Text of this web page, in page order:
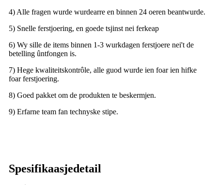
4) Alle fragen wurde wurdearre en binnen 24 oeren beantwurde.
5) Snelle ferstjoering, en goede tsjinst nei ferkeap
6) Wy sille de items binnen 1-3 wurkdagen ferstjoere nei't de
betelling ûntfongen is.
7) Hege kwaliteitskontrôle, alle guod wurde ien foar ien hifke
foar ferstjoering.
8) Goed pakket om de produkten te beskermjen.
9) Erfarne team fan technyske stipe.
Spesifikaasjedetail